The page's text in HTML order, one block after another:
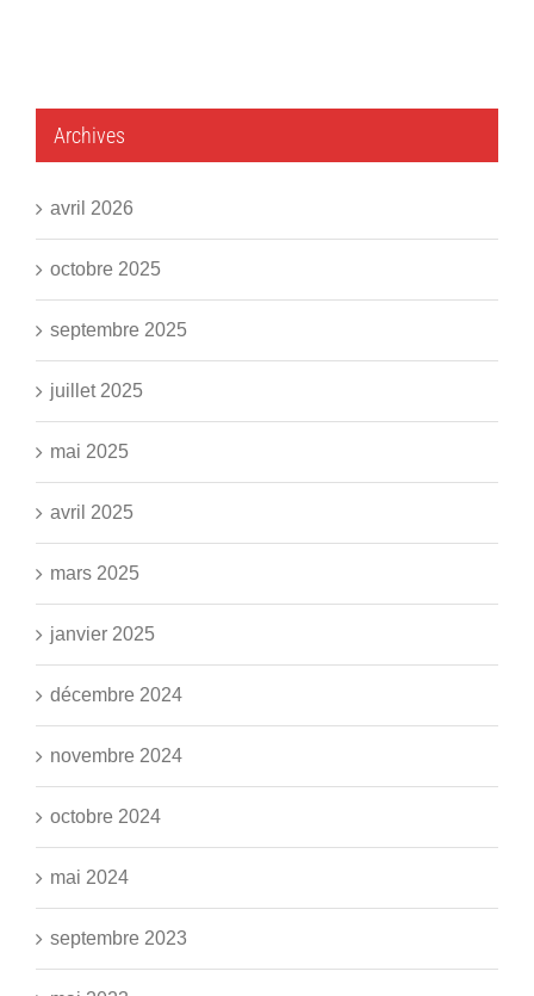
Archives
avril 2026
octobre 2025
septembre 2025
juillet 2025
mai 2025
avril 2025
mars 2025
janvier 2025
décembre 2024
novembre 2024
octobre 2024
mai 2024
septembre 2023